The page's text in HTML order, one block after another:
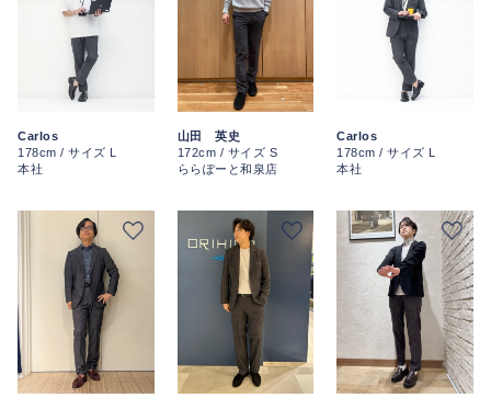
Carlos
178cm / サイズ L
本社
山田 英史
172cm / サイズ S
ららぽーと和泉店
Carlos
178cm / サイズ L
本社